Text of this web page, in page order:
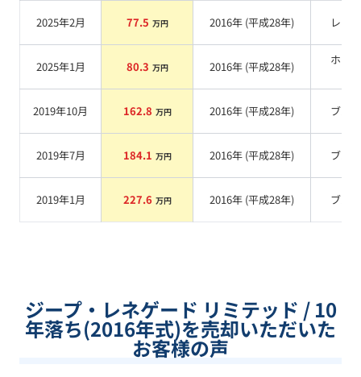
2025年2月 77.5 万円 2016年 (平成28年) レッド
2025年1月 80.3 万円 2016年 (平成28年)
ホワ
2019年10月 162.8 万円 2016年 (平成28年) ブルー
2019年7月 184.1 万円 2016年 (平成28年) ブルー
2019年1月 227.6 万円 2016年 (平成28年) ブルー
ジープ・レネゲード リミテッド / 10
年落ち(2016年式)を売却いただいた
お客様の声